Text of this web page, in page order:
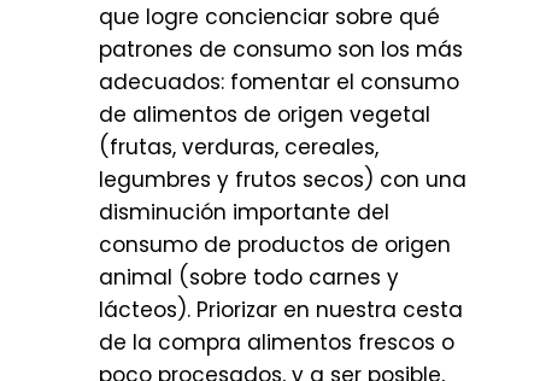
que logre concienciar sobre qué
patrones de consumo son los más
adecuados: fomentar el consumo
de alimentos de origen vegetal
(frutas, verduras, cereales,
legumbres y frutos secos) con una
disminución importante del
consumo de productos de origen
animal (sobre todo carnes y
lácteos). Priorizar en nuestra cesta
de la compra alimentos frescos o
poco procesados, y a ser posible,